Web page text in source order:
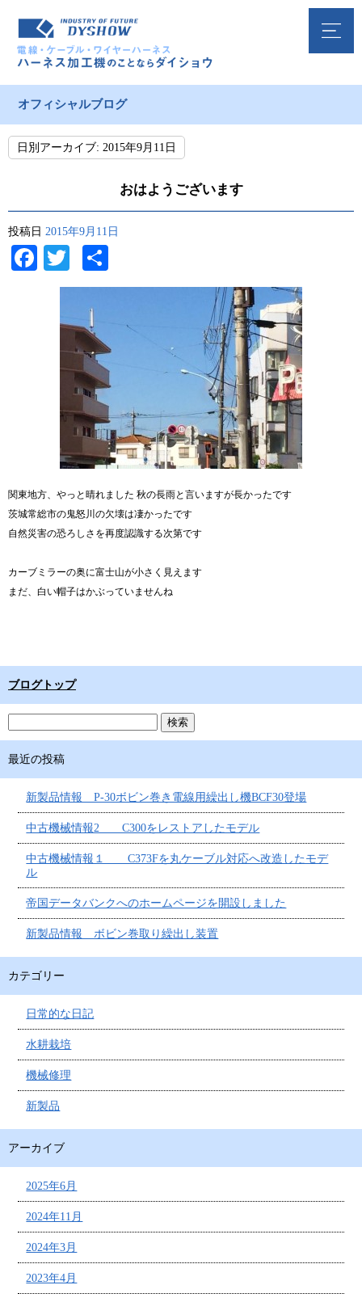
オフィシャルブログ
日別アーカイブ: 2015年9月11日
おはようございます
投稿日 2015年9月11日
Facebook
Twitter
有
関東地方、やっと晴れました 秋の長雨と言いますが長かったです
茨城常総市の鬼怒川の欠壊は凄かったです
自然災害の恐ろしさを再度認識する次第です
カーブミラーの奥に富士山が小さく見えます
まだ、白い帽子はかぶっていませんね
ブログトップ
最近の投稿
新製品情報 P-30ボビン巻き電線用繰出し機BCF30登場
中古機械情報2 C300をレストアしたモデル
中古機械情報１ C373Fを丸ケーブル対応へ改造したモデ
ル
帝国データバンクへのホームページを開設しました
新製品情報 ボビン巻取り繰出し装置
カテゴリー
日常的な日記
水耕栽培
機械修理
新製品
アーカイブ
2025年6月
2024年11月
2024年3月
2023年4月